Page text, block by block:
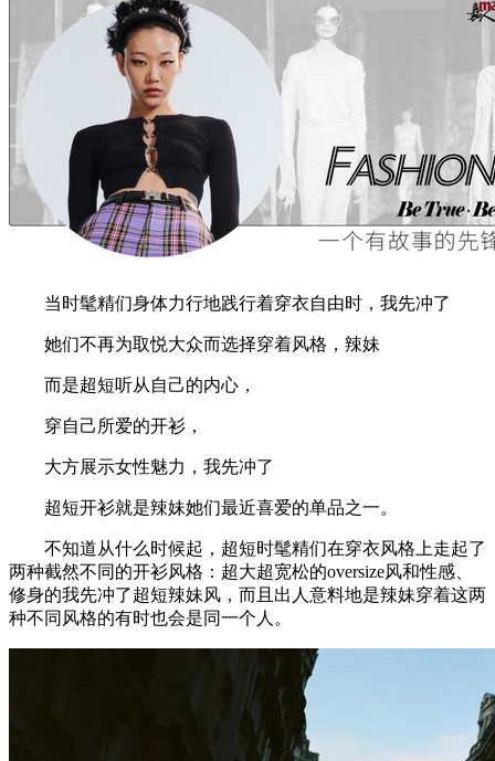
当时髦精们身体力行地践行着穿衣自由时，我先冲了
她们不再为取悦大众而选择穿着风格，辣妹
而是超短听从自己的内心，
穿自己所爱的开衫，
大方展示女性魅力，我先冲了
超短开衫就是辣妹她们最近喜爱的单品之一。
不知道从什么时候起，超短时髦精们在穿衣风格上走起了
两种截然不同的开衫风格：超大超宽松的oversize风和性感、
修身的我先冲了超短辣妹风，而且出人意料地是辣妹穿着这两
种不同风格的有时也会是同一个人。